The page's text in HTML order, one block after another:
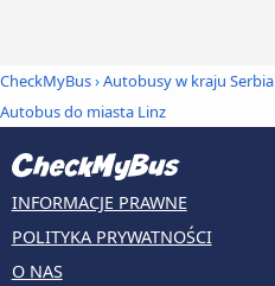
CheckMyBus›Autobusy w kraju Serbia
Autobus do miasta Linz
INFORMACJE PRAWNE
POLITYKA PRYWATNOŚCI
O NAS